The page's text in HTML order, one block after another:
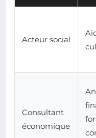
Acteur social
Consultant
économique